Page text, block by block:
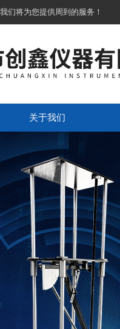
们将为您提供周到的服务！
关于我们